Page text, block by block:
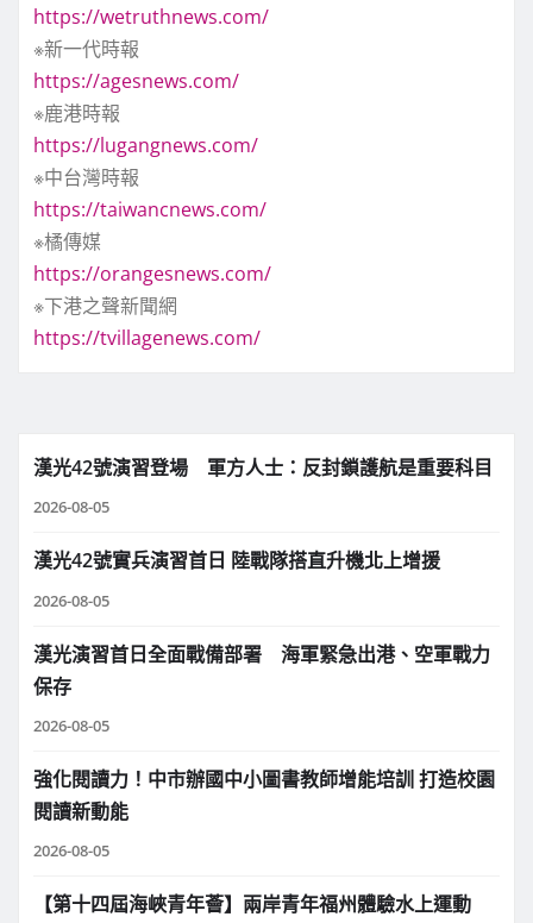
https://wetruthnews.com/
※新一代時報
https://agesnews.com/
※鹿港時報
https://lugangnews.com/
※中台灣時報
https://taiwancnews.com/
※橘傳媒
https://orangesnews.com/
※下港之聲新聞網
https://tvillagenews.com/
漢光42號演習登場 軍方人士：反封鎖護航是重要科目
2026-08-05
漢光42號實兵演習首日 陸戰隊搭直升機北上增援
2026-08-05
漢光演習首日全面戰備部署 海軍緊急出港、空軍戰力
保存
2026-08-05
強化閱讀力！中市辦國中小圖書教師增能培訓 打造校園
閱讀新動能
2026-08-05
【第十四屆海峽青年薈】兩岸青年福州體驗水上運動